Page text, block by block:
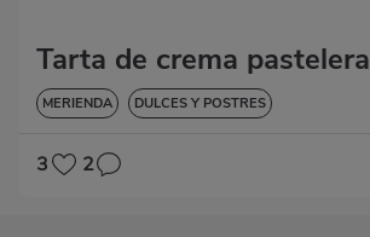
Tarta de crema pastelera
MERIENDA DULCES Y POSTRES
3 2